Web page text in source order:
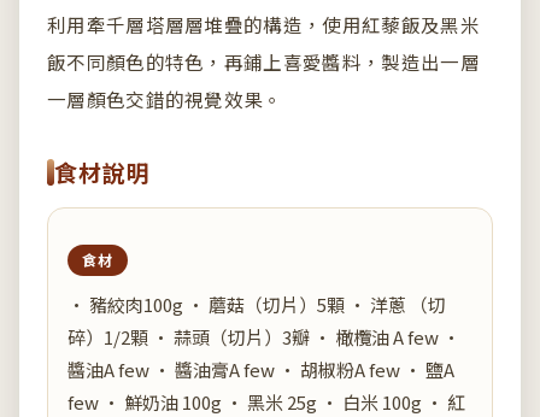
利用牽千層塔層層堆疊的構造，使用紅藜飯及黑米
飯不同顏色的特色，再鋪上喜愛醬料，製造出一層
一層顏色交錯的視覺效果。
食材說明
食材
• 豬絞肉100g • 蘑菇（切片）5顆 • 洋蔥 （切
碎）1/2顆 • 蒜頭（切片）3瓣 • 橄欖油 A few •
醬油A few • 醬油膏A few • 胡椒粉A few • 鹽A
few • 鮮奶油 100g • 黑米 25g • 白米 100g • 紅